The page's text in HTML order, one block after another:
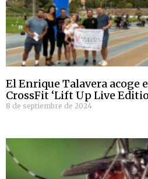
El Enrique Talavera acoge
CrossFit ‘Lift Up Live
8 de septiembre de 2024